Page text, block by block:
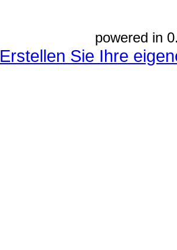
powered in
Erstellen Sie Ihre